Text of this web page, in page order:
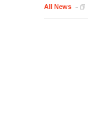
All News